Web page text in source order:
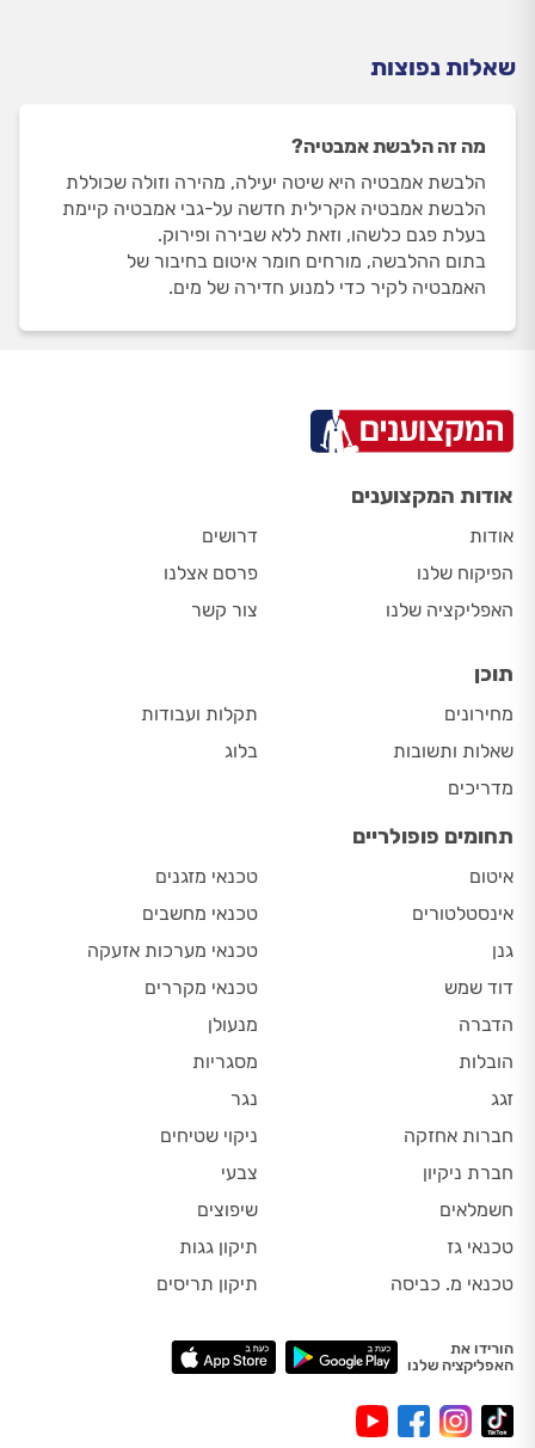
שאלות נפוצות
מה זה הלבשת אמבטיה?
הלבשת אמבטיה היא שיטה יעילה, מהירה וזולה שכוללת
הלבשת אמבטיה אקרילית חדשה על-גבי אמבטיה קיימת
בעלת פגם כלשהו, וזאת ללא שבירה ופירוק.
בתום ההלבשה, מורחים חומר איטום בחיבור של
האמבטיה לקיר כדי למנוע חדירה של מים.
אודות המקצוענים
אודות
הפיקוח שלנו
האפליקציה שלנו
דרושים
פרסם אצלנו
צור קשר
תוכן
מחירונים
שאלות ותשובות
מדריכים
תקלות ועבודות
בלוג
תחומים פופולריים
איטום
אינסטלטורים
גנן
דוד שמש
הדברה
הובלות
זגג
חברות אחזקה
חברת ניקיון
חשמלאים
טכנאי גז
טכנאי מ. כביסה
טכנאי מזגנים
טכנאי מחשבים
טכנאי מערכות אזעקה
טכנאי מקררים
מנעולן
מסגריות
נגר
ניקוי שטיחים
צבעי
שיפוצים
תיקון גגות
תיקון תריסים
הורידו את
האפליקציה שלנו